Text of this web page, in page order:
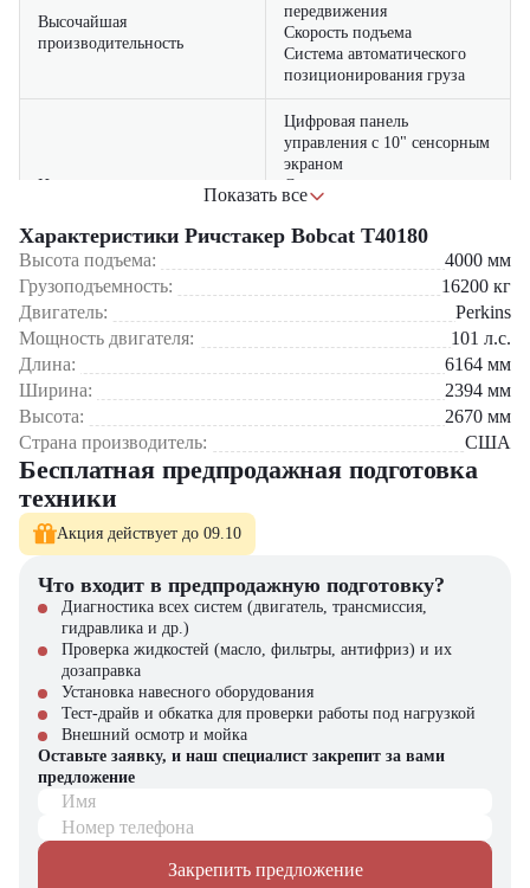
Высочайшая
производительность
передвижения
Скорость подъема
Система автоматического
позиционирования груза
Инновационные технологии
Цифровая панель
управления с 10" сенсорным
экраном
Система дистанционного
мониторинга состояния
Совместимость с системами
Комфорт оператора
Кабина премиум-класса с
шумоизоляцией
Эргономичное кресло с
подогревом
Безопасность
Многоуровневая система
защиты (датчики
Защитные конструкции
ROPS/FOPS
Области применения:
Крупные распределительные центры (РЦ)
Промышленные склады металлопроката
Логистические хабы международного класса
Специализированные терминалы (химия, фармацевтика)
Крупнотоннажные грузовые площадки
Компания "ЦТО" – официальный дилер Bobcat в России –
предлагает:
Показать все
Характеристики Ричстакер Bobcat T40180
Высота подъема: 4000 мм
Грузоподъемность:
16200 кг
Двигатель:
Perkins
Мощность двигателя:
101 л.с.
Длина:
6164 мм
Ширина:
2394 мм
Высота:
2670 мм
Страна производитель:
США
Бесплатная предпродажная подготовка
техники
Акция действует до 09.10
Что входит в предпродажную подготовку?
Диагностика всех систем (двигатель, трансмиссия,
гидравлика и др.)
Проверка жидкостей (масло, фильтры, антифриз) и их
дозаправка
Установка навесного оборудования
Тест-драйв и обкатка для проверки работы под нагрузкой
Внешний осмотр и мойка
Оставьте заявку, и наш специалист закрепит за вами
предложение
Имя
Номер телефона
Закрепить предложение